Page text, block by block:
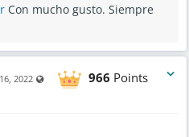
Con mucho gusto. Siempre
2022 Visible also to unregistered users
966 Points